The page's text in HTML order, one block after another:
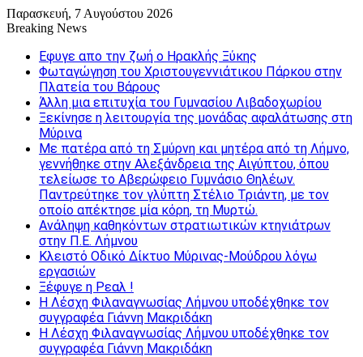
Παρασκευή, 7 Αυγούστου 2026
Breaking News
Εφυγε απο την ζωή o Ηρακλής Ξύκης
Φωταγώγηση του Χριστουγεννιάτικου Πάρκου στην
Πλατεία του Βάρους
Άλλη μια επιτυχία του Γυμνασίου Λιβαδοχωρίου
Ξεκίνησε η λειτουργία της μονάδας αφαλάτωσης στη
Μύρινα
Με πατέρα από τη Σμύρνη και μητέρα από τη Λήμνο,
γεννήθηκε στην Αλεξάνδρεια της Αιγύπτου, όπου
τελείωσε το Αβερώφειο Γυμνάσιο Θηλέων.
Παντρεύτηκε τον γλύπτη Στέλιο Τριάντη, με τον
οποίο απέκτησε μία κόρη, τη Μυρτώ.
Ανάληψη καθηκόντων στρατιωτικών κτηνιάτρων
στην Π.Ε. Λήμνου
Κλειστό Οδικό Δίκτυο Μύρινας-Μούδρου λόγω
εργασιών
Ξέφυγε η Ρεαλ !
Η Λέσχη Φιλαναγνωσίας Λήμνου υποδέχθηκε τον
συγγραφέα Γιάννη Μακριδάκη
Η Λέσχη Φιλαναγνωσίας Λήμνου υποδέχθηκε τον
συγγραφέα Γιάννη Μακριδάκη